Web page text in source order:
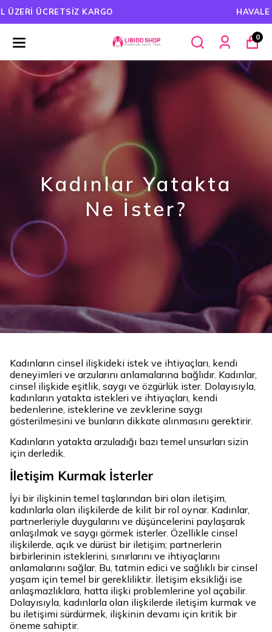
HAVALE ÖDEMELERINDE %5 İNDIRIM
0
Kadınlar Yatakta
Ne İster?
Kadınların cinsel ilişkideki istek ve ihtiyaçları, kendi
deneyimleri ve arzularını anlamalarına bağlıdır. Kadınlar,
cinsel ilişkide eşitlik, saygı ve özgürlük ister. Dolayısıyla,
kadınların yatakta istekleri ve ihtiyaçları, kendi
bedenlerine, isteklerine ve zevklerine saygı
gösterilmesini ve bunların dikkate alınmasını gerektirir.
Kadınların yatakta arzuladığı bazı temel unsurları sizin
için derledik.
İletişim Kurmak İsterler
İyi bir ilişkinin temel taşlarından biri olan iletişim,
kadınlarla olan ilişkilerde de kilit bir rol oynar. Kadınlar,
partnerleriyle duygularını ve düşüncelerini paylaşarak
anlaşılmak ve saygı görmek isterler. Özellikle cinsel
ilişkilerde, açık ve dürüst bir iletişim; partnerlerin
birbirlerinin isteklerini, sınırlarını ve ihtiyaçlarını
anlamalarını sağlar. Bu, tatmin edici ve sağlıklı bir cinsel
yaşam için temel bir gerekliliktir. İletişim eksikliği ise
anlaşmazlıklara, hatta ilişki problemlerine yol açabilir.
Dolayısıyla, kadınlarla olan ilişkilerde iletişim kurmak ve
bu iletişimi sürdürmek, ilişkinin devamı için kritik bir
öneme sahiptir.